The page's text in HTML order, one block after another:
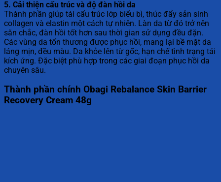
5. Cải thiện cấu trúc và độ đàn hồi da
Thành phần giúp tái cấu trúc lớp biểu bì, thúc đẩy sản sinh
collagen và elastin một cách tự nhiên. Làn da từ đó trở nên
săn chắc, đàn hồi tốt hơn sau thời gian sử dụng đều đặn.
Các vùng da tổn thương được phục hồi, mang lại bề mặt da
láng mịn, đều màu. Da khỏe lên từ gốc, hạn chế tình trạng tái
kích ứng. Đặc biệt phù hợp trong các giai đoạn phục hồi da
chuyên sâu.
Thành phần chính Obagi Rebalance Skin Barrier
Recovery Cream 48g